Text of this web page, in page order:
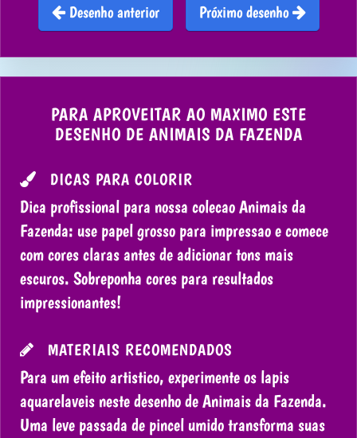
Desenho anterior Próximo desenho
PARA APROVEITAR AO MAXIMO ESTE
DESENHO DE ANIMAIS DA FAZENDA
DICAS PARA COLORIR
Dica profissional para nossa colecao Animais da
Fazenda: use papel grosso para impressao e comece
com cores claras antes de adicionar tons mais
escuros. Sobreponha cores para resultados
impressionantes!
MATERIAIS RECOMENDADOS
Para um efeito artistico, experimente os lapis
aquarelaveis neste desenho de Animais da Fazenda.
Uma leve passada de pincel umido transforma suas